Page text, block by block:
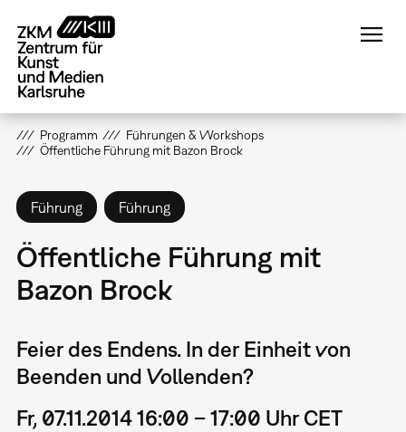
zum
Inhalt
Programm
Führungen & Workshops
Öffentliche Führung mit Bazon Brock
Führung Führung
Öffentliche Führung mit
Bazon Brock
Feier des Endens. In der Einheit von
Beenden und Vollenden?
Fr, 07.11.2014 16:00 – 17:00 Uhr CET